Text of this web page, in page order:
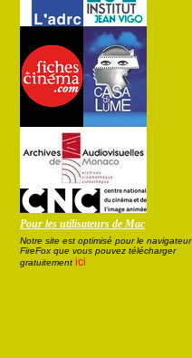
Pour les utilisateurs de Mac
Notre site est optimisé pour le navigateur
FireFox que vous pouvez télécharger
gratuitement ici